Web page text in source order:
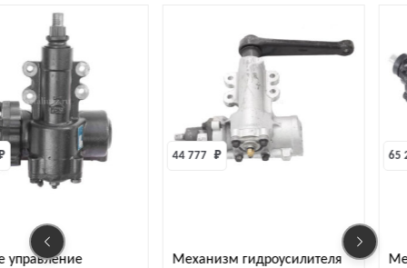
Механизм гидроусилителя
44 777 ₽
Механизм
65 268 ₽